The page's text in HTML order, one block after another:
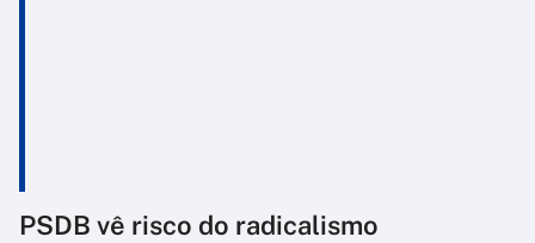
PSDB vê risco do radicalismo